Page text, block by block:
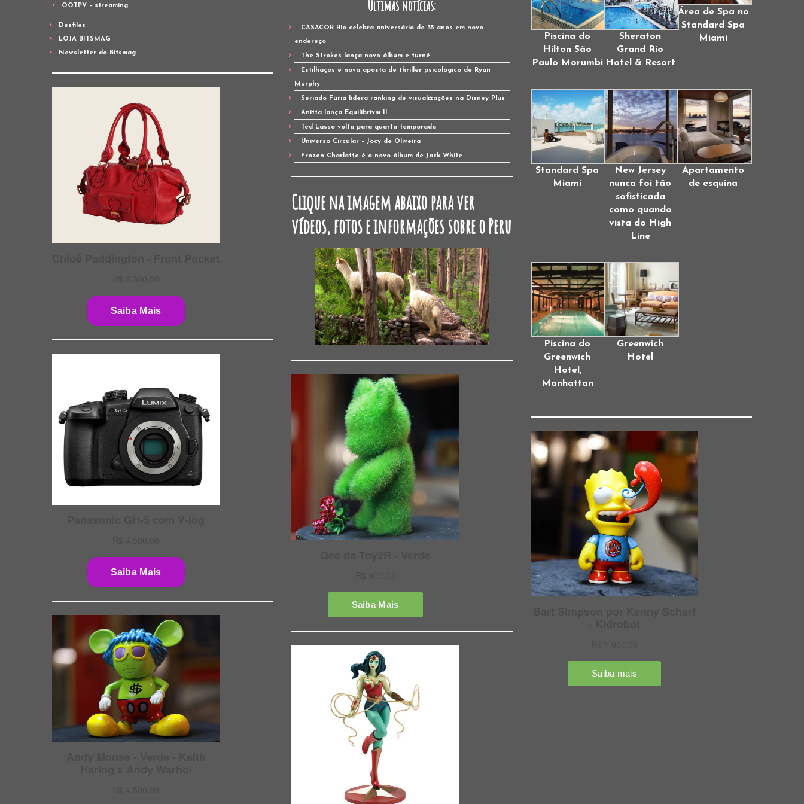
OQTPV – streaming
Desfiles
LOJA BITSMAG
Newsletter do Bitsmag
Últimas notícias:
CASACOR Rio celebra aniversário de 35 anos em novo
endereço
The Strokes lança novo álbum e turnê
Estilhaços é nova aposta de thriller psicológico de Ryan
Murphy
Seriado Fúria lidera ranking de visualizações na Disney Plus
Anitta lança Equilibrivm II
Ted Lasso volta para quarta temporada
Universo Circular – Jocy de Oliveira
Frozen Charlotte é o novo álbum de Jack White
Clique na imagem abaixo para ver
vídeos, fotos e informações sobre o Peru
Piscina do
Hilton São
Paulo Morumbi
Sheraton
Grand Rio
Hotel & Resort
Área de Spa no
Standard Spa
Miami
Standard Spa
Miami
New Jersey
nunca foi tão
sofisticada
como quando
vista do High
Line
Apartamento
de esquina
Piscina do
Greenwich
Hotel,
Manhattan
Greenwich
Hotel